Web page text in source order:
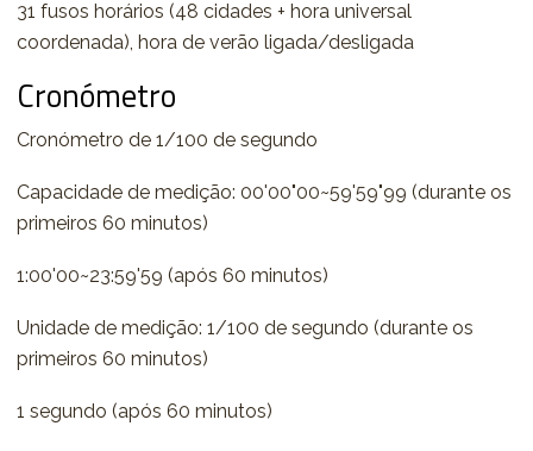
31 fusos horários (48 cidades + hora universal
coordenada), hora de verão ligada/desligada
Cronómetro
Cronómetro de 1/100 de segundo
Capacidade de medição: 00'00"00~59'59"99 (durante os
primeiros 60 minutos)
1:00'00~23:59'59 (após 60 minutos)
Unidade de medição: 1/100 de segundo (durante os
primeiros 60 minutos)
1 segundo (após 60 minutos)